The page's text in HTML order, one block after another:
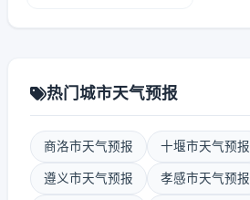
热门城市天气预报
商洛市天气预报 十堰市天气预报
遵义市天气预报 孝感市天气预报